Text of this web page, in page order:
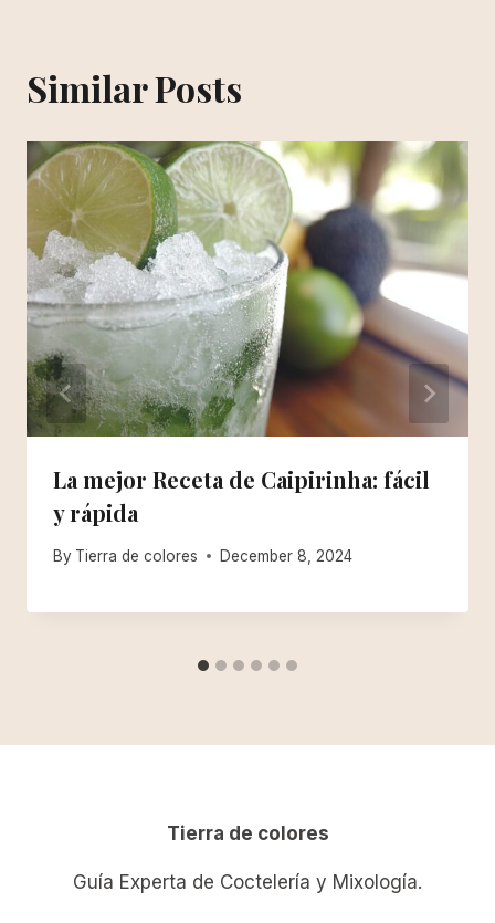
Similar Posts
La mejor Receta de Caipirinha: fácil
y rápida
By Tierra de colores December 8, 2024
Tierra de colores
Guía Experta de Coctelería y Mixología.